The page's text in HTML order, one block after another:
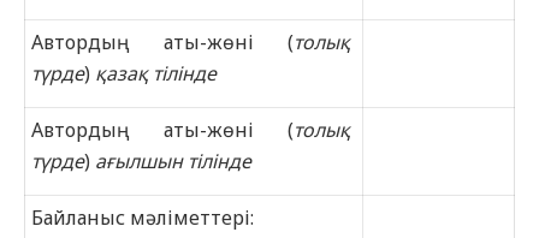
Автордың аты-жөні (толық
түрде) қазақ тілінде
Автордың аты-жөні (толық
түрде) ағылшын тілінде
Байланыс мәліметтері: